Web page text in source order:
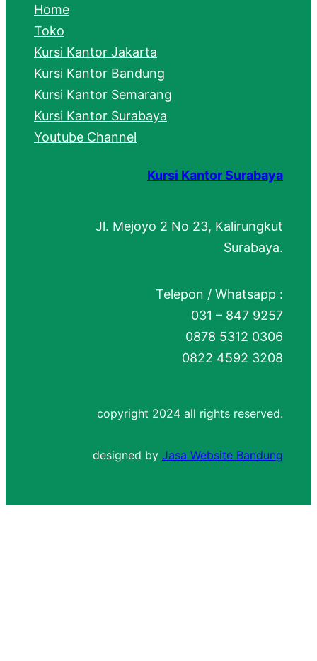
Home
Toko
Kursi Kantor Jakarta
Kursi Kantor Bandung
Kursi Kantor Semarang
Kursi Kantor Surabaya
Youtube Channel
Kursi Kantor Surabaya
Jl. Mejoyo 2 No 23, Kalirungkut
Surabaya.
Telepon / Whatsapp :
031 – 847 9257
0878 5312 0306
0822 4592 3208
copyright 2024 all rights reserved.
designed by Jasa Website Bandung